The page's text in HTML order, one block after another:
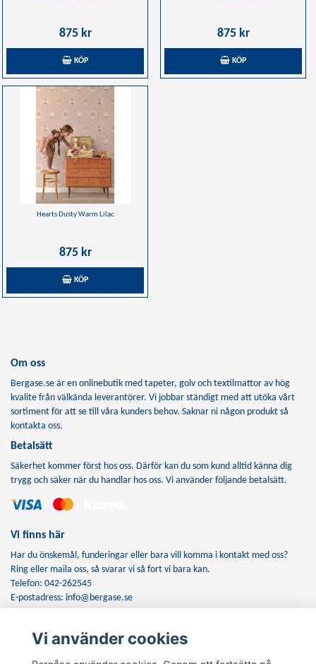
875 kr
KÖP
875 kr
KÖP
Hearts Dusty Warm Lilac
875 kr
KÖP
Om oss
Bergase.se är en onlinebutik med tapeter, golv och textilmattor av hög
kvalite från välkända leverantörer. Vi jobbar ständigt med att utöka vårt
sortiment för att se till våra kunders behov. Saknar ni någon produkt så
kontakta oss.
Betalsätt
Säkerhet kommer först hos oss. Därför kan du som kund alltid känna dig
trygg och säker när du handlar hos oss. Vi använder följande betalsätt.
Vi finns här
Har du önskemål, funderingar eller bara vill komma i kontakt med oss?
Ring eller maila oss, så svarar vi så fort vi bara kan.
Telefon: 042-262545
E-postadress: info@bergase.se
Anmäl dig till vårt nyhetsbrev
Vi använder cookies